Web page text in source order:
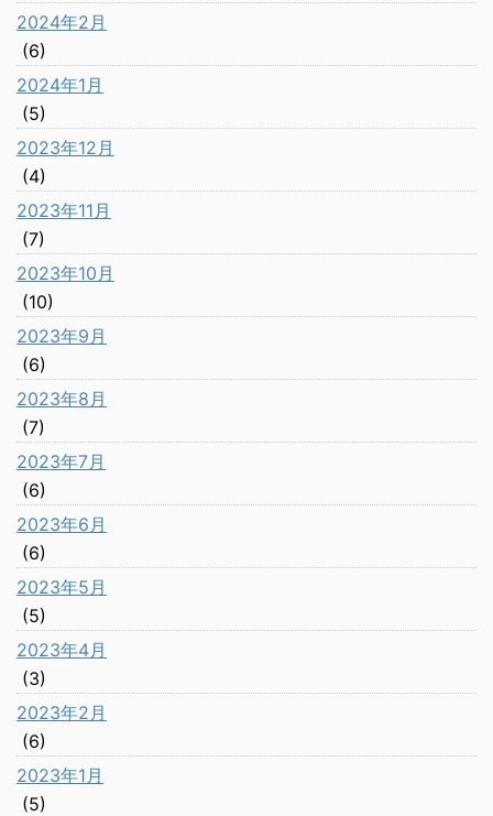
2024年2月
(6)
2024年1月
(5)
2023年12月
(4)
2023年11月
(7)
2023年10月
(10)
2023年9月
(6)
2023年8月
(7)
2023年7月
(6)
2023年6月
(6)
2023年5月
(5)
2023年4月
(3)
2023年2月
(6)
2023年1月
(5)